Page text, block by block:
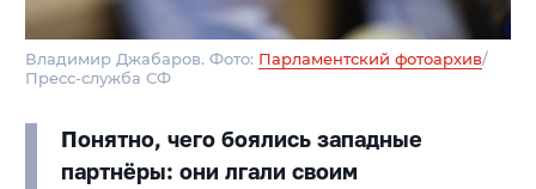
Владимир Джабаров. Фото: Парламентский фотоархив/
Пресс-служба СФ
Понятно, чего боялись западные
партнёры: они лгали своим